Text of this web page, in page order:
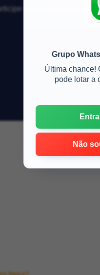
Grupo
Última chance!
pode lotar a
Não
da discussão sobre